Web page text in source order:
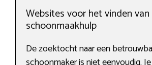
Websites voor het vinden van
schoonmaakhulp
De zoektocht naar een